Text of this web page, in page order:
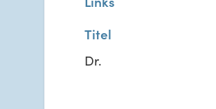
Titel
Dr.